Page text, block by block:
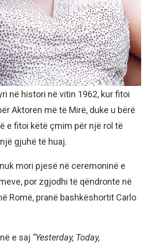
në histori në vitin 1962, kur fitoi
Aktoren më të Mirë, duke u bërë
e fitoi këtë çmim për një rol të
gjuhë të huaj.
mori pjesë në ceremoninë e
por zgjodhi të qëndronte në
Romë, pranë bashkëshortit Carlo
e saj “Yesterday, Today,